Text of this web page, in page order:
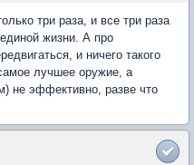
три раза, и все три раза
жизни. А про
и ничего такого
лучшее оружие, а
не эффективно, разве что